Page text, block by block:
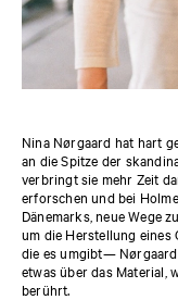
Nina Nørgaard hat hart
an die Spitze der
verbringt sie mehr Zeit
erforschen und bei
Dänemarks, neue Wege
um die Herstellung eines
die es umgibt—
etwas über das Material,
berührt.